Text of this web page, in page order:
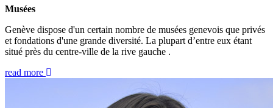
Musées
Genève dispose d'un certain nombre de musées genevois que privés
et fondations d'une grande diversité. La plupart d’entre eux étant
situé près du centre-ville de la rive gauche .
read more